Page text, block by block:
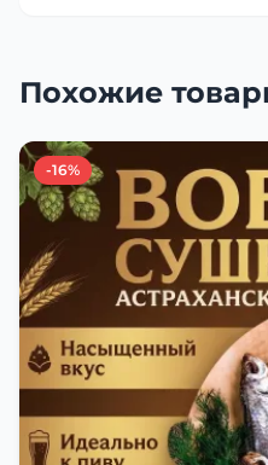
Похожие
-16%